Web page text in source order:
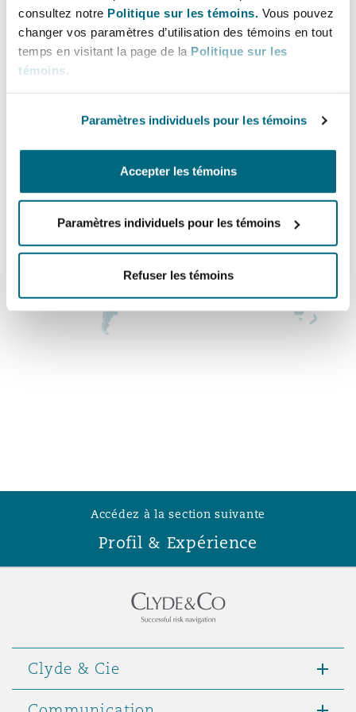
consultez notre Politique sur les témoins. Vous pouvez
changer vos paramètres d’utilisation des témoins en tout
temps en visitant la page de la Politique sur les
témoins.
Paramètres individuels pour les témoins
Accepter les témoins
Paramètres individuels pour les témoins
Refuser les témoins
Entretien, réparation et
Droit aérien commercial
Droit réglementaire
Satellites et espace
Droit maritime
Risques politiques et crédit
Responsabilité du fabricant
produits
Bator
York
The St Botolph Building
Bureau principal
Atlanta
+1 404 410 3150
Accédez à la section suivante
Profil & Expérience
Clyde & Cie